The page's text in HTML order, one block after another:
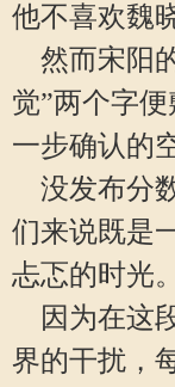
他不喜欢魏
然而宋阳
觉”两个字
一步确认的
没发布分
们来说既是
忐忑的时光。
因为在这
界的干扰，